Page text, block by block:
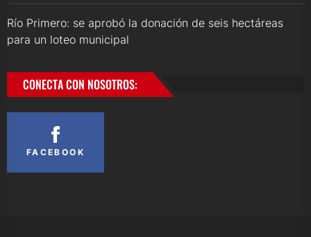
Río Primero: se aprobó la donación de seis hectáreas
para un loteo municipal
CONECTA CON NOSOTROS:
FACEBOOK